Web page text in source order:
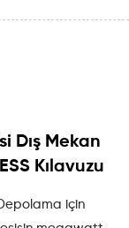
Dış Mekan
Kılavuzu
için